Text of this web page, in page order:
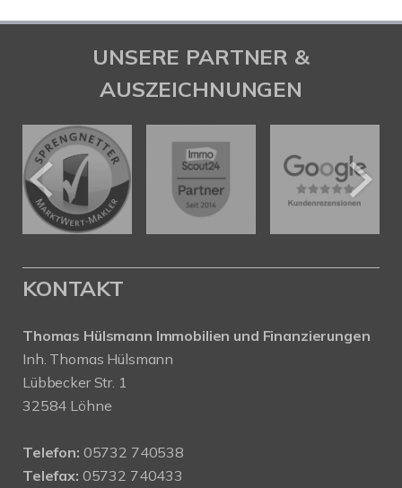
UNSERE PARTNER &
AUSZEICHNUNGEN
KONTAKT
Thomas Hülsmann Immobilien und Finanzierungen
Inh. Thomas Hülsmann
Lübbecker Str. 1
32584 Löhne
Telefon: 05732 740538
Telefax: 05732 740433